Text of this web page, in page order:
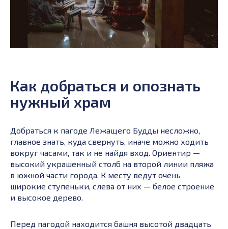
Как добраться и опознать
нужный храм
Добраться к пагоде Лежащего Будды несложно,
главное знать, куда свернуть, иначе можно ходить
вокруг часами, так и не найдя вход. Ориентир —
высокий украшенный столб на второй линии пляжа
в южной части города. К месту ведут очень
широкие ступеньки, слева от них — белое строение
и высокое дерево.
Перед пагодой находится башня высотой двадцать